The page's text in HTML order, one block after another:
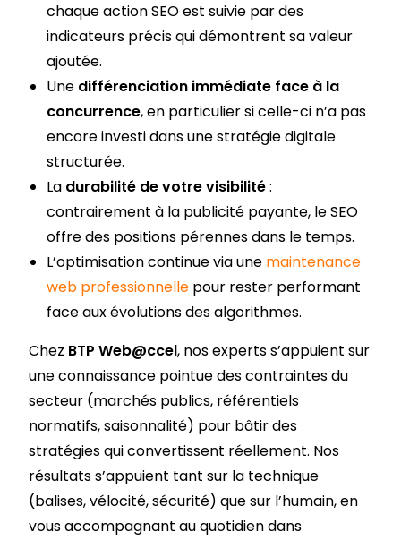
chaque action SEO est suivie par des
indicateurs précis qui démontrent sa valeur
ajoutée.
Une différenciation immédiate face à la
concurrence, en particulier si celle-ci n’a pas
encore investi dans une stratégie digitale
structurée.
La durabilité de votre visibilité:
contrairement à la publicité payante, le SEO
offre des positions pérennes dans le temps.
L’optimisation continue via une maintenance
web professionnelle pour rester performant
face aux évolutions des algorithmes.
Chez BTP Web@ccel, nos experts s’appuient sur
une connaissance pointue des contraintes du
secteur (marchés publics, référentiels
normatifs, saisonnalité) pour bâtir des
stratégies qui convertissent réellement. Nos
résultats s’appuient tant sur la technique
(balises, vélocité, sécurité) que sur l’humain, en
vous accompagnant au quotidien dans